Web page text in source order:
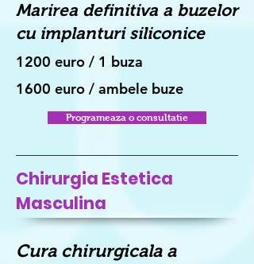
Marirea definitiva a buzelor
cu implanturi siliconice
1200 euro / 1 buza
1600 euro / ambele buze
Programeaza o consultatie
Chirurgia Estetica
Masculina
Cura chirurgicala a